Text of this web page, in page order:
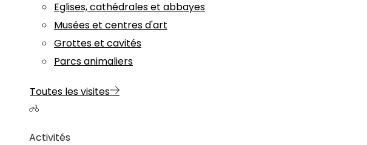
Eglises, cathédrales et abbayes
Musées et centres d'art
Grottes et cavités
Parcs animaliers
Toutes les visites
Activités